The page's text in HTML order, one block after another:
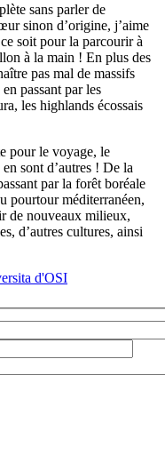
sans parler de
sinon d’origine, j’aime
soit pour la parcourir à
à la main ! En plus des
pas mal de massifs
passant par les
les highlands écossais
pour le voyage, le
sont d’autres ! De la
par la forêt boréale
pourtour méditerranéen,
de nouveaux milieux,
d’autres cultures, ainsi
d'OSI